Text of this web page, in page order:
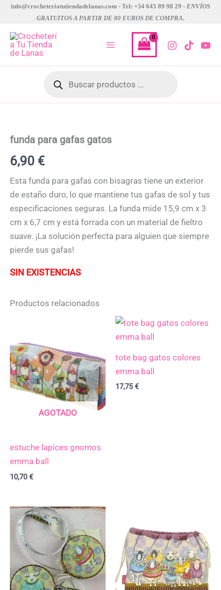
contenido
info@crocheteriatutiendadelanas.com - Tel: +34 645 89 98 29 - ENVÍOS
GRATUITOS A PARTIR DE 80 EUROS DE COMPRA.
productos
funda para gafas gatos
6,90 €
Esta funda para gafas con bisagras tiene un exterior
de estaño duro, lo que mantiene tus gafas de sol y tus
especificaciones seguras. La funda mide 15,9 cm x 3
cm x 6,7 cm y está forrada con un material de fieltro
suave. ¡La solución perfecta para alguien que siempre
pierde sus gafas!
SIN EXISTENCIAS
Productos relacionados
AGOTADO
estuche lapices gnomos
emma ball
10,70€
tote bag gatos colores
emma ball
17,75€